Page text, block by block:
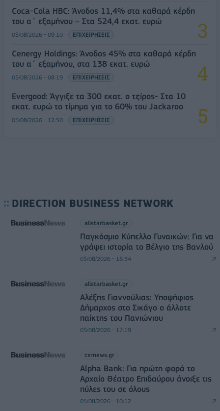
Coca-Cola HBC: Άνοδος 11,4% στα καθαρά κέρδη
του α΄ εξαμήνου – Στα 524,4 εκατ. ευρώ
05/08/2026 - 09:10 ΕΠΙΧΕΙΡΗΣΕΙΣ
Cenergy Holdings: Άνοδος 45% στα καθαρά κέρδη
του α΄ εξαμήνου, στα 138 εκατ. ευρώ
05/08/2026 - 08:19 ΕΠΙΧΕΙΡΗΣΕΙΣ
Evergood: Άγγιξε τα 300 εκατ. ο τζίρος- Στα 10
εκατ. ευρώ το τίμημα για το 60% του Jackaroo
05/08/2026 - 12:50 ΕΠΙΧΕΙΡΗΣΕΙΣ
DIRECTION BUSINESS NETWORK
allstarbasket.gr
Παγκόσμιο Κύπελλο Γυναικών: Για να
γράψει ιστορία το Βέλγιο της Βανλού
05/08/2026 - 18:34
allstarbasket.gr
Αλέξης Γιαννούλιας: Υποψήφιος
Δήμαρχος στο Σικάγο ο άλλοτε
παίκτης του Πανιώνιου
05/08/2026 - 17:19
csrnews.gr
Alpha Bank: Για πρώτη φορά το
Αρχαίο Θέατρο Επιδαύρου άνοιξε τις
πύλες του σε όλους
05/08/2026 - 10:12